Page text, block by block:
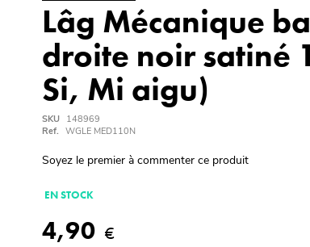
Lâg Mécanique
droite noir satiné
Si, Mi aigu)
SKU 148969
Ref. WGLE MED110N
Soyez le premier à commenter ce produit
EN STOCK
4,90 €